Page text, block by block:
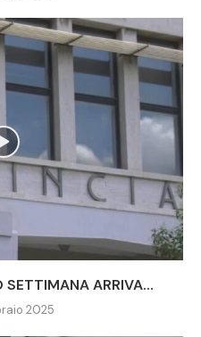
SETTIMANA ARRIVA...
2025